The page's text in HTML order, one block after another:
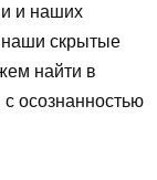
и наших
наши скрытые
найти в
осознанностью